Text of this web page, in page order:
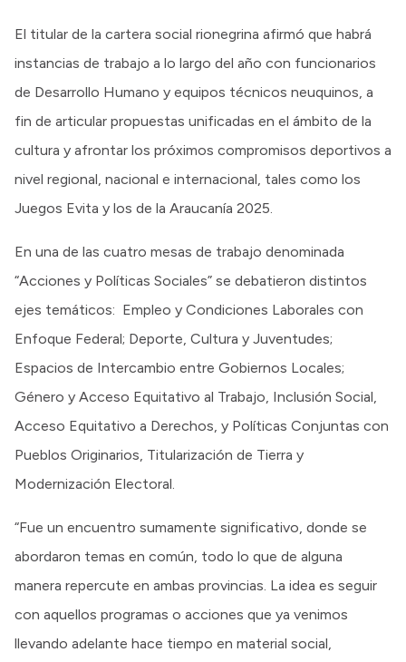
El titular de la cartera social rionegrina afirmó que habrá
instancias de trabajo a lo largo del año con funcionarios
de Desarrollo Humano y equipos técnicos neuquinos, a
fin de articular propuestas unificadas en el ámbito de la
cultura y afrontar los próximos compromisos deportivos a
nivel regional, nacional e internacional, tales como los
Juegos Evita y los de la Araucanía 2025.
En una de las cuatro mesas de trabajo denominada
“Acciones y Políticas Sociales” se debatieron distintos
ejes temáticos: Empleo y Condiciones Laborales con
Enfoque Federal; Deporte, Cultura y Juventudes;
Espacios de Intercambio entre Gobiernos Locales;
Género y Acceso Equitativo al Trabajo, Inclusión Social,
Acceso Equitativo a Derechos, y Políticas Conjuntas con
Pueblos Originarios, Titularización de Tierra y
Modernización Electoral.
“Fue un encuentro sumamente significativo, donde se
abordaron temas en común, todo lo que de alguna
manera repercute en ambas provincias. La idea es seguir
con aquellos programas o acciones que ya venimos
llevando adelante hace tiempo en material social,